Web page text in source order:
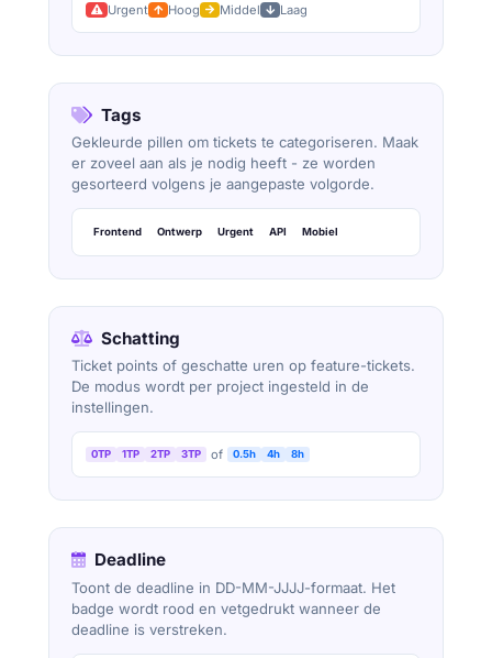
Urgent Hoog Middel Laag
Tags
Gekleurde pillen om tickets te categoriseren. Maak
er zoveel aan als je nodig heeft - ze worden
gesorteerd volgens je aangepaste volgorde.
Frontend Ontwerp Urgent API Mobiel
Schatting
Ticket points of geschatte uren op feature-tickets.
De modus wordt per project ingesteld in de
instellingen.
0TP 1TP 2TP 3TP of 0.5h 4h 8h
Deadline
Toont de deadline in DD-MM-JJJJ-formaat. Het
badge wordt rood en vetgedrukt wanneer de
deadline is verstreken.